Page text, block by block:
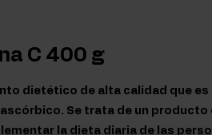
C 400 g
dietético de alta calidad que es
Se trata de un producto
la dieta diaria de las